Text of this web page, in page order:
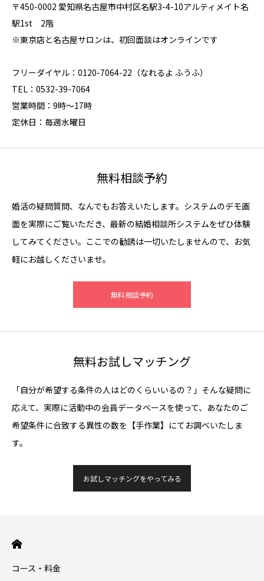
〒450-0002 愛知県名古屋市中村区名駅3-4-10アルティメイト名
駅1st 2階
※東京店と名古屋サロンは、初回面談はオンラインです
フリーダイヤル：0120-7064-22（なれるよ ふうふ）
TEL：0532-39-7064
営業時間：9時～17時
定休日：毎週水曜日
無料相談予約
婚活の疑問質問、なんでもお答えいたします。システムのデモ画
面を実際にご覧いただき、最新の結婚相談所システムをぜひ体験
してみてください。ここでの勧誘は一切いたしませんので、お気
軽にお越しくださいませ。
無料相談予約
無料お試しマッチング
「自分が希望する条件の人はどのくらいいるの？」そんな疑問に
応えて、実際に活動中の会員データベースを使って、あなたのご
希望条件に合致する異性の数を【手作業】にてお調べいたしま
す。
お試しマッチングをやってみる
コース・料金